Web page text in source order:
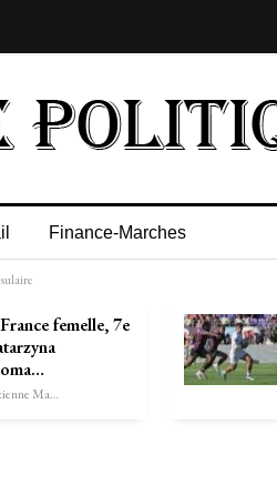
Finance-Marches
femelle, 7e
Sébastien-Étienne Marechal